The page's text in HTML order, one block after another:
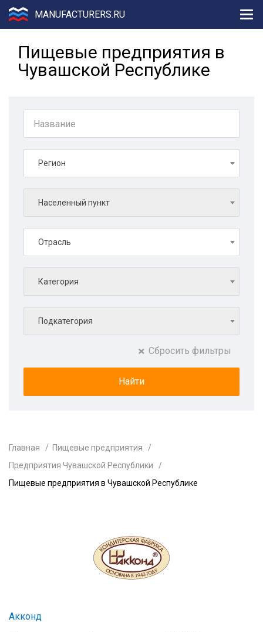
MANUFACTURERS.RU
Пищевые предприятия в
Чувашской Республике
Регион
Населенный пункт
Отрасль
Категория
Подкатегория
Сбросить фильтры
Главная
Пищевые предприятия
Предприятия Чувашской Республики
Пищевые предприятия в Чувашской Республике
Акконд